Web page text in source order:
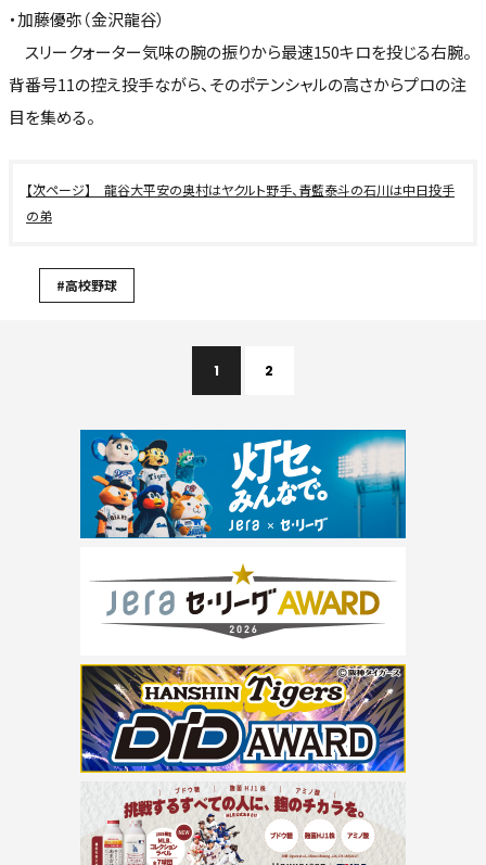
・加藤優弥（金沢龍谷）
スリークォーター気味の腕の振りから最速150キロを投じる右腕。
背番号11の控え投手ながら、そのポテンシャルの高さからプロの注
目を集める。
龍谷大平安の奥村はヤクルト野手、青藍泰斗の石川は中日投手
の弟
#高校野球
1 2